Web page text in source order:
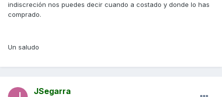
indiscreción nos puedes decir cuando a costado y donde lo has
comprado.
Un saludo
JSegarra